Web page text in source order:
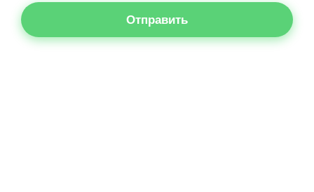
Отправить